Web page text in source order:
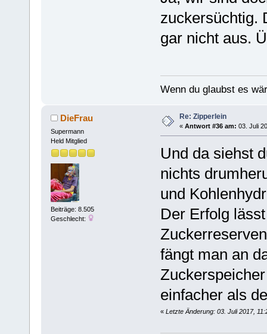
zuckersüchtig.
gar nicht aus.
Wenn du glaubst es
DieFrau
Supermann
Held Mitglied
Beiträge: 8.505
Geschlecht:
Re: Zipperlein
« Antwort #36 am: 03. Juli
Und da siehst
nichts
und
Der Erfolg
fängt man an
einfacher als
« Letzte Änderung: 03. Juli 2017,